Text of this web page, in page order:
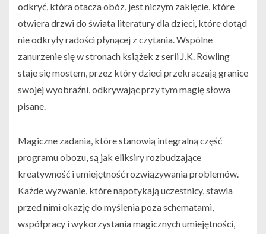
odkryć, która otacza obóz, jest niczym zaklęcie, które
otwiera drzwi do świata literatury dla dzieci, które dotąd
nie odkryły radości płynącej z czytania. Wspólne
zanurzenie się w stronach książek z serii J.K. Rowling
staje się mostem, przez który dzieci przekraczają granice
swojej wyobraźni, odkrywając przy tym magię słowa
pisane.
Magiczne zadania, które stanowią integralną część
programu obozu, są jak eliksiry rozbudzające
kreatywność i umiejętność rozwiązywania problemów.
Każde wyzwanie, które napotykają uczestnicy, stawia
przed nimi okazję do myślenia poza schematami,
współpracy i wykorzystania magicznych umiejętności,